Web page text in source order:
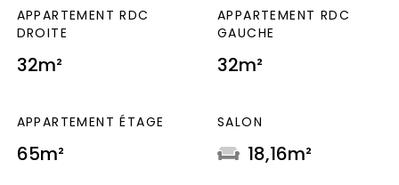
APPARTEMENT RDC
DROITE
32m²
APPARTEMENT RDC
GAUCHE
32m²
APPARTEMENT ÉTAGE
65m²
SALON
18,16m²